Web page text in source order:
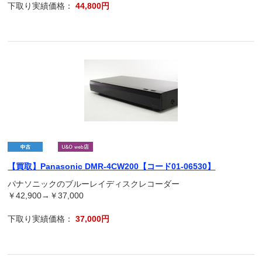
下取り実績価格：44,800円
【買取】Panasonic DMR-4CW200【コード01-06530】
パナソニックのブルーレイディスクレコーダー
￥42,900→￥37,000
下取り実績価格：37,000円